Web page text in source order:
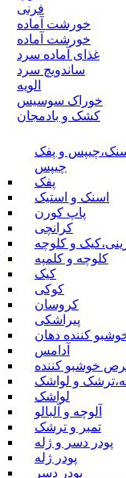
فرنی
خورشت آماده
خورشت آماده
غذای آماده سرد
ساندویچ سرد
الویه
خوراک سوسیس
کشک و بادمجان
و پفک
چیپس
پفک
اسنک و استیک
پاپ کورن
کرانچی
و کلوچه
کلوچه و کلمپه
کیک
کوکی
کروسان
پیراشکی
کننده دهان
آدامس
خوشبو کننده
و لواشک
لواشک
آلوچه و آلبالو
تمبر و ترشک
پودر دسر و ژله
پودر ژله
پودر دسر